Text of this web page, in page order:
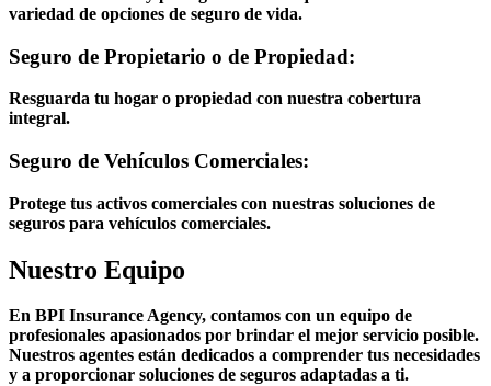
variedad de opciones de seguro de vida.
Seguro de Propietario o de Propiedad:
Resguarda tu hogar o propiedad con nuestra cobertura
integral.
Seguro de Vehículos Comerciales:
Protege tus activos comerciales con nuestras soluciones de
seguros para vehículos comerciales.
Nuestro Equipo
En BPI Insurance Agency, contamos con un equipo de
profesionales apasionados por brindar el mejor servicio posible.
Nuestros agentes están dedicados a comprender tus necesidades
y a proporcionar soluciones de seguros adaptadas a ti.